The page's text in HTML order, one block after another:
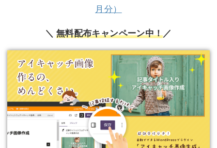
月分）
＼無料配布キャンペーン中！／